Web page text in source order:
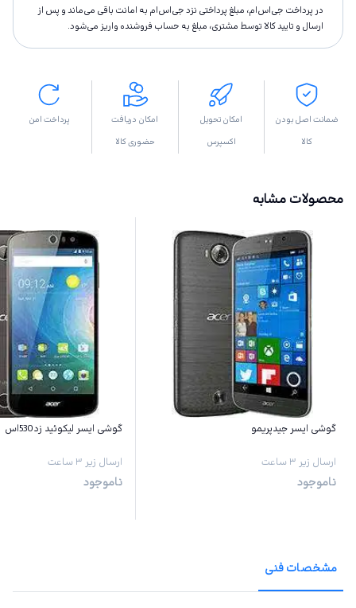
در پرداخت جی‌اس‌ام، مبلغ پرداختى نزد جی‌اس‌ام به امانت باقى مى‌ماند و پس از
ارسال و تاييد كالا توسط مشتری، مبلغ به حساب فروشنده واريز مى‌شود.
ضمانت اصل بودن
کالا
امکان تحویل
اکسپرس
امکان دریافت
حضوری کالا
پرداخت امن
محصولات مشابه
گوشی ایسر جیدپریمو
ارسال زیر ۳ ساعت
ناموجود
گوشی ایسر لیکوئید زد530اس
ارسال زیر ۳ ساعت
ناموجود
مشخصات فنی